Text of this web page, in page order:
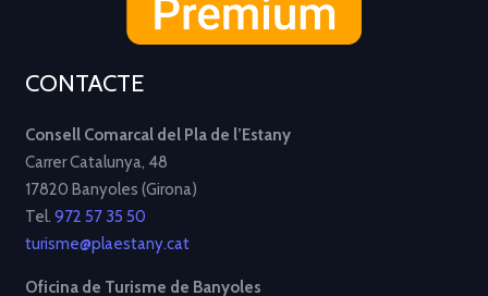
CONTACTE
Consell Comarcal del Pla de l’Estany
Carrer Catalunya, 48
17820 Banyoles (Girona)
Tel. 972 57 35 50
turisme@plaestany.cat
Oficina de Turisme de Banyoles